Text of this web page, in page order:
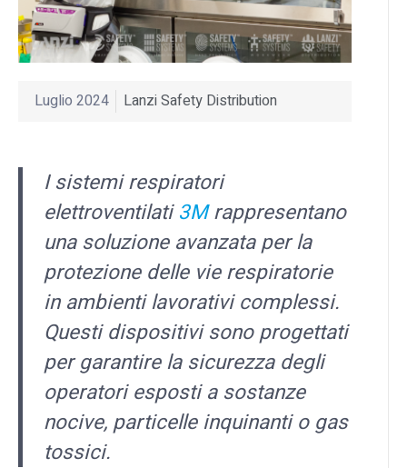
Luglio 2024 Lanzi Safety Distribution
I sistemi respiratori
elettroventilati3Mrappresentano
una soluzione avanzata per la
protezione delle vie respiratorie
in ambienti lavorativi complessi.
Questi dispositivi sono progettati
per garantire la sicurezza degli
operatori esposti a sostanze
nocive, particelle inquinanti o gas
tossici.